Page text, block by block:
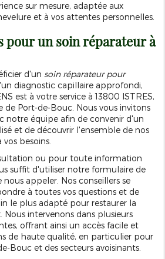
sur mesure, adaptée aux
et à vos attentes personnelles.
pour un soin réparateur à
d'un soin réparateur pour
diagnostic capillaire approfondi,
est à votre service à 13800 ISTRES,
Port-de-Bouc. Nous vous invitons
notre équipe afin de convenir d'un
et de découvrir l'ensemble de nos
besoins.
ou pour toute information
suffit d'utiliser notre formulaire de
appeler. Nos conseillers se
à toutes vos questions et de
le plus adapté pour restaurer la
Nous intervenons dans plusieurs
offrant ainsi un accès facile et
de haute qualité, en particulier pour
Bouc et des secteurs avoisinants.